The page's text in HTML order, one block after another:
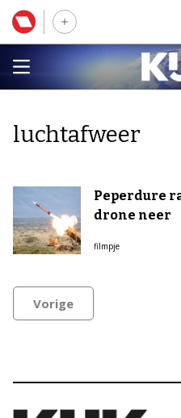
luchtafweer
Peperdure
drone neer
filmpje
Vorige